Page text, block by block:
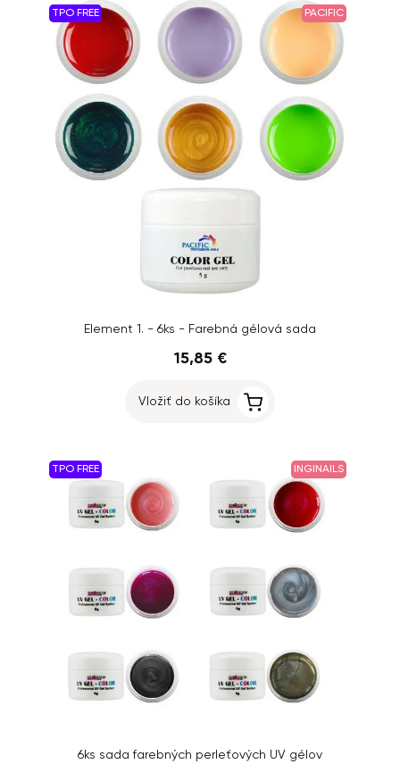
TPO FREE PACIFIC
Element 1. - 6ks - Farebná gélová sada
15,85 €
Vložiť do košíka
TPO FREE INGINAILS
6ks sada farebných perleťových UV gélov